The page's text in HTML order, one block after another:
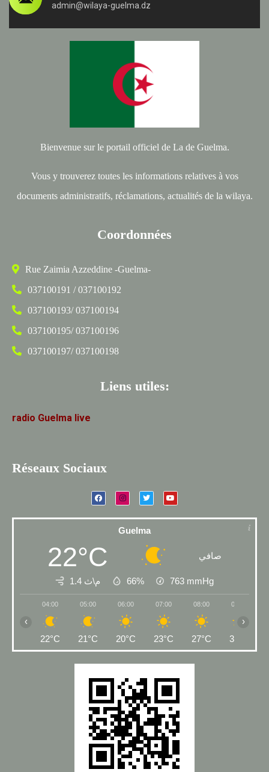
admin@wilaya-guelma.dz
Bienvenue sur le portail officiel de La de Guelma.
Vous y trouverez toutes les informations relatives à vos
documents administratifs, réclamations, actualités de la wilaya.
Coordonnées
Rue Zaimia Azzeddine -Guelma-
037100191 / 037100192
037100193/ 037100194
037100195/ 037100196
037100197/ 037100198
Liens utiles:
radio Guelma live
Réseaux Sociaux
Guelma
22°C صافي
1.4 م\ث 66% 763 mmHg
04:00
22°C
05:00
21°C
06:00
20°C
07:00
23°C
08:00
27°C
09:00
31°C
‹ ›